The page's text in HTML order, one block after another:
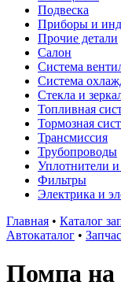
Подвеска
Приборы и
Прочие детали
Салон
Система
Система
Стекла и
Топливная
Тормозная
Трансмиссия
Трубопроводы
Уплотнители и
Фильтры
Электрика и
Главная • Каталог
Автокаталог •
Помпа на